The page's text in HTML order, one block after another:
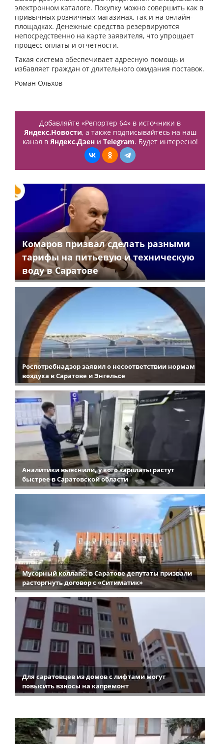
электронном каталоге. Покупку можно совершить как в
привычных розничных магазинах, так и на онлайн-
площадках. Денежные средства резервируются
непосредственно на карте заявителя, что упрощает
процесс оплаты и отчетности.
Такая система обеспечивает адресную помощь и
избавляет граждан от длительного ожидания поставок.
Роман Ольхов
Добавляйте «Репортер 64» в источники в
Яндекс.Новости, а также подписывайтесь на наш
канал в Яндекс.Дзени Telegram. Будет интересно!
Комаров призвал сделать разными
тарифы на питьевую и техническую
воду в Саратове
Роспотребнадзор заявил о несоответствии нормам
воздуха в Саратове и Энгельсе
Аналитики выяснили, у кого зарплаты растут
быстрее в Саратовской области
Мусорный коллапс: в Саратове депутаты призвали
расторгнуть договор с «Ситиматик»
Для саратовцев из домов с лифтами могут
повысить взносы на капремонт